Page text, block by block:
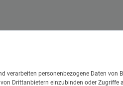
personenbezogene Daten von
Drittanbietern einzubinden oder Zugriffe